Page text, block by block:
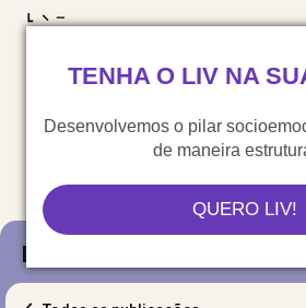
TENHA O LIV NA
Desenvolvemos o pilar
de maneira
QUERO LIV!
Blog